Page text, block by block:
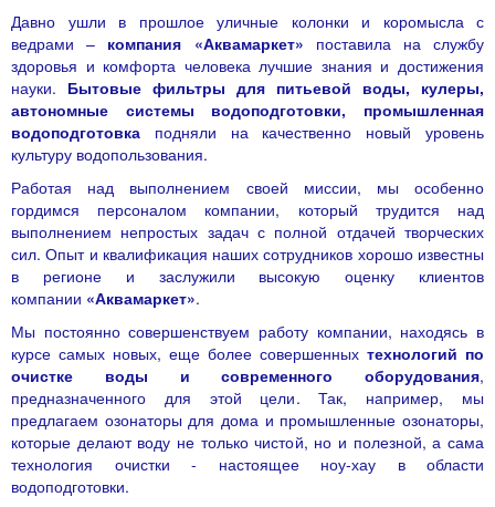
Давно ушли в прошлое уличные колонки и коромысла с
ведрами – компания «Аквамаркет» поставила на службу
здоровья и комфорта человека лучшие знания и достижения
науки. Бытовые фильтры для питьевой воды, кулеры,
автономные системы водоподготовки, промышленная
водоподготовка
подняли на качественно новый уровень
культуру водопользования.
Работая над выполнением своей миссии, мы особенно
гордимся персоналом компании, который трудится над
выполнением непростых задач с полной отдачей творческих
сил. Опыт и квалификация наших сотрудников хорошо известны
в регионе и заслужили высокую оценку клиентов
компании «Аквамаркет».
Мы постоянно совершенствуем работу компании, находясь в
курсе самых новых, еще более совершенных технологий по
очистке воды и современного оборудования,
предназначенного для этой цели. Так, например, мы
предлагаем озонаторы для дома и промышленные озонаторы,
которые делают воду не только чистой, но и полезной, а сама
технология очистки - настоящее ноу-хау в области
водоподготовки.